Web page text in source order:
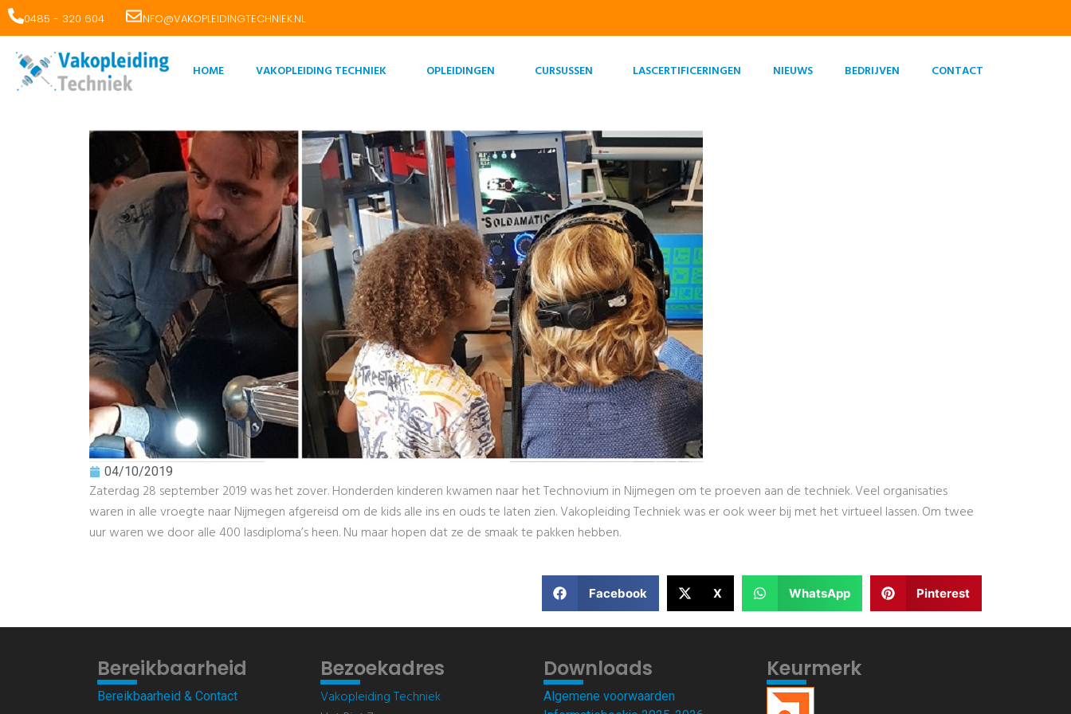
0485 - 320 604 INFO@VAKOPLEIDINGTECHNIEK.NL
HOME VAKOPLEIDING TECHNIEK OPLEIDINGEN CURSUSSEN LASCERTIFICERINGEN NIEUWS BEDRIJVEN CONTACT
04/10/2019
Zaterdag 28 september 2019 was het zover. Honderden kinderen kwamen naar het Technovium in Nijmegen om te proeven aan de techniek. Veel organisaties
waren in alle vroegte naar Nijmegen afgereisd om de kids alle ins en ouds te laten zien. Vakopleiding Techniek was er ook weer bij met het virtueel lassen. Om twee
uur waren we door alle 400 lasdiploma’s heen. Nu maar hopen dat ze de smaak te pakken hebben.
Facebook X WhatsApp Pinterest
Bereikbaarheid
Bereikbaarheid & Contact
Bezoekadres
Vakopleiding Techniek
Downloads
Algemene voorwaarden
Keurmerk